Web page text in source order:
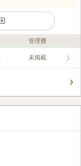
管理費
未掲載